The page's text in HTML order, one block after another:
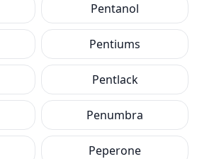
Pentanol
Pentiums
Pentlack
Penumbra
Peperone